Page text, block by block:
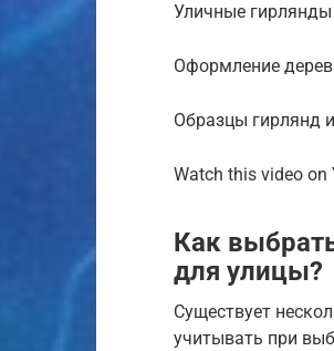
Уличные
Оформление
Образцы гирлянд
Watch this video on
Как
для улицы?
Существует
учитывать при